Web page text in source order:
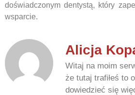
doświadczonym dentystą, który
wsparcie.
Alicja
Witaj na moim
że tutaj trafiłeś to
dowiedzieć się